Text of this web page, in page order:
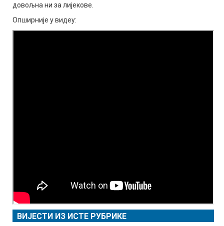
довољна ни за лијекове.
Опширније у видеу:
ВИЈЕСТИ ИЗ ИСТЕ РУБРИКЕ